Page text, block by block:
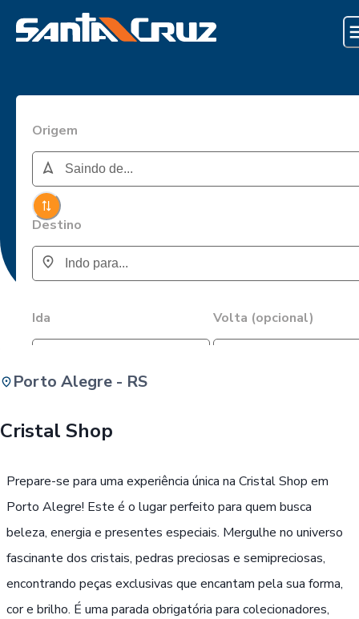
Origem
Destino
Ida Volta (opcional)
Porto Alegre - RS
Cristal Shop
Prepare-se para uma experiência única na Cristal Shop em
Porto Alegre! Este é o lugar perfeito para quem busca
beleza, energia e presentes especiais. Mergulhe no universo
fascinante dos cristais, pedras preciosas e semipreciosas,
encontrando peças exclusivas que encantam pela sua forma,
cor e brilho. É uma parada obrigatória para colecionadores,